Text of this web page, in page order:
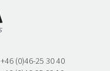
+46 (0)46-25 30 40